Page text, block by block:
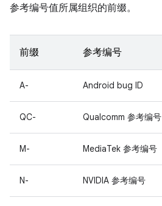
参考编号值所属组织的前缀。
前缀 参考编号
A- Android bug ID
QC- Qualcomm 参考编号
M- MediaTek 参考编号
N- NVIDIA 参考编号